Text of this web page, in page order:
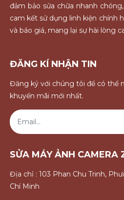
đảm bảo sửa chữa nhanh
cam kết sử dụng linh kiện chính
và báo giá, mang lại sự hài lòng
ĐĂNG KÍ NHẬN TIN
Đăng ký với chúng tôi để có thể
khuyến mãi mới nhất.
SỬA MÁY ẢNH CAMERA
Địa chỉ : 103 Phan Chu Trinh,
Chí Minh